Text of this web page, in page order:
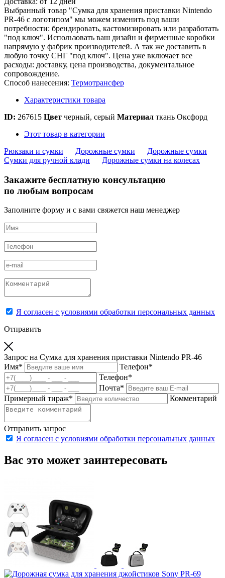
Выбранный товар "Сумка для хранения приставки Nintendo
PR-46 с логотипом" мы можем изменить под ваши
потребности: брендировать, кастомизировать или разработать
"под ключ". Использовать ваш дизайн и фирменные коробки
напрямую у фабрик производителей. А так же доставить в
любую точку СНГ "под ключ". Цена уже включает все
расходы: доставку, цена производства, документальное
сопровождение.
Способ нанесения: Термотрансфер
Характеристики товара
ID: 267615 Цвет черный, серый Материал ткань Оксфорд
Этот товар в категории
Рюкзаки и сумки
Дорожные сумки
Дорожные сумки
Сумки для ручной клади
Дорожные сумки на колесах
Закажите бесплатную консультацию
по любым вопросам
Заполните форму и с вами свяжется наш менеджер
Я согласен с условиями обработки персональных данных
Отправить
Запрос на Сумка для хранения приставки Nintendo PR-46
Имя* Телефон*
Телефон*
Почта*
Примерный тираж* Комментарий
Отправить запрос
Я согласен с условиями обработки персональных данных
Вас это может заинтересовать